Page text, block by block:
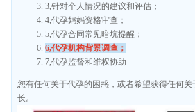
3,针对个人情况的建议和评估；
4,代孕妈妈资格审查；
5,代孕合同常见暗坑提醒；
6,代孕机构背景调查；
7,代孕监督和维权协助
您有任何关于代孕的困惑，或者希望获得任何
长。